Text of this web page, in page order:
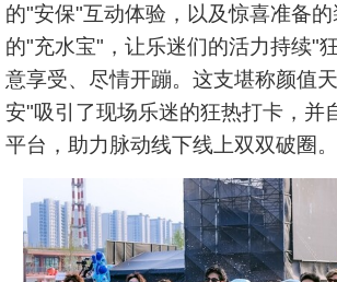
的"安保"互动体验，以及惊喜准备
的"充水宝"，让乐迷们的活力持续"
意享受、尽情开蹦。这支堪称颜值
安"吸引了现场乐迷的狂热打卡，并
平台，助力脉动线下线上双双破圈。